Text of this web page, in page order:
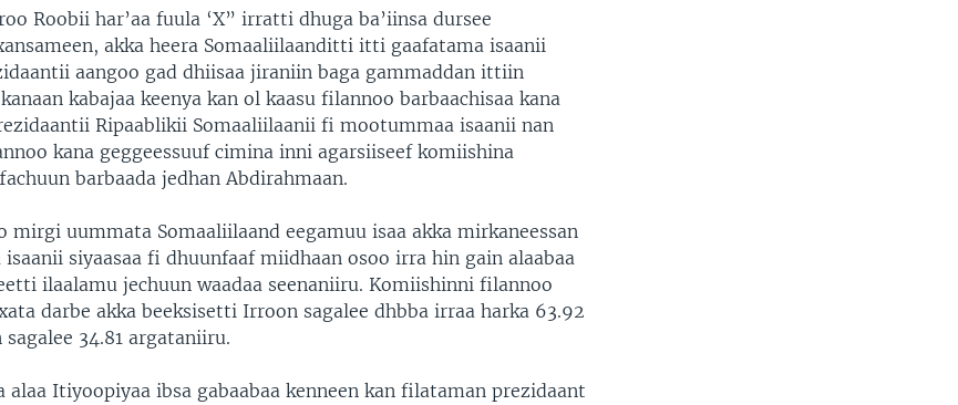
Roobii har’aa fuula ‘X” irratti dhuga ba’iinsa dursee
akka heera Somaaliilaanditti itti gaafatama isaanii
aangoo gad dhiisaa jiraniin baga gammaddan ittiin
kabajaa keenya kan ol kaasu filannoo barbaachisaa kana
Ripaablikii Somaaliilaanii fi mootummaa isaanii nan
kana geggeessuuf cimina inni agarsiiseef komiishina
barbaada jedhan Abdirahmaan.
mirgi uummata Somaaliilaand eegamuu isaa akka mirkaneessan
siyaasaa fi dhuunfaaf miidhaan osoo irra hin gain alaabaa
ilaalamu jechuun waadaa seenaniiru. Komiishinni filannoo
darbe akka beeksisetti Irroon sagalee dhbba irraa harka 63.92
34.81 argataniiru.
Itiyoopiyaa ibsa gabaabaa kenneen kan filataman prezidaant